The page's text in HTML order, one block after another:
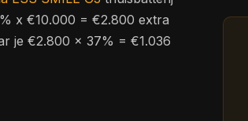
x €10.000 = €2.800 extra
je €2.800 x 37% = €1.036